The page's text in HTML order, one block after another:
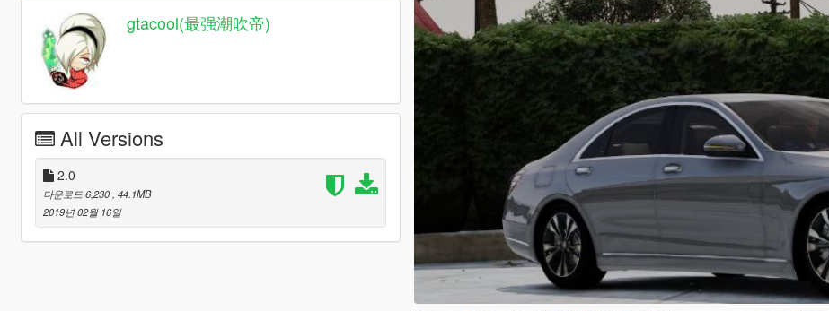
gtacool(最强潮吹帝)
All Versions
2.0
다운로드 6,230 , 44.1MB
2019년 02월 16일